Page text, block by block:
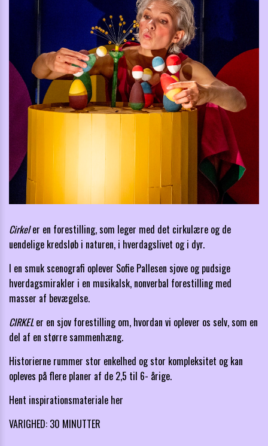
Cirkeler en forestilling, som leger med det cirkulære og de
uendelige kredsløb i naturen, i hverdagslivet og i dyr.
I en smuk scenografi oplever Sofie Pallesen sjove og pudsige
hverdagsmirakler i en musikalsk, nonverbal forestilling med
masser af bevægelse.
CIRKELer en sjov forestilling om, hvordan vi oplever os selv,som en
del af en større sammenhæng.
Historierne rummer stor enkelhed og stor kompleksitet ogkan
opleves på flere planer af de 2,5 til 6- årige.
Hent inspirationsmateriale her
VARIGHED: 30 MINUTTER